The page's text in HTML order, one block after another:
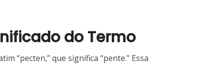
do Termo
“pecten,” que significa “pente.” Essa